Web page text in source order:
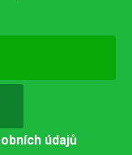
údajů